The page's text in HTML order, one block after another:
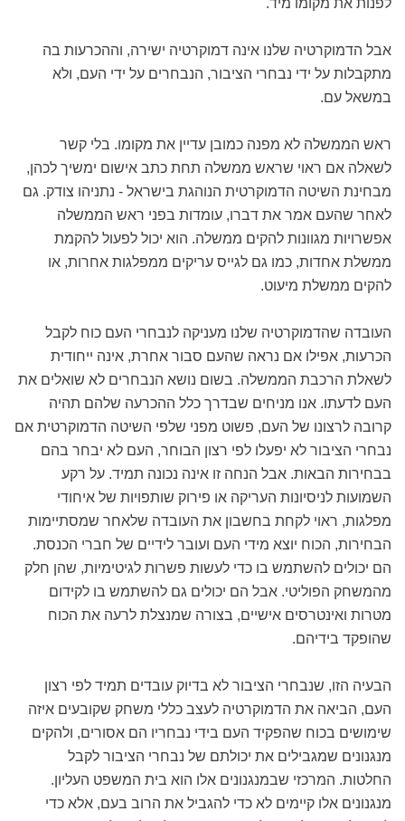
אבל הדמוקרטיה שלנו אינה דמוקרטיה ישירה, וההכרעות בה
מתקבלות על ידי נבחרי הציבור, הנבחרים על ידי העם, ולא
במשאל עם.
ראש הממשלה לא מפנה כמובן עדיין את מקומו. בלי קשר
לשאלה אם ראוי שראש ממשלה תחת כתב אישום ימשיך לכהן,
מבחינת השיטה הדמוקרטית הנוהגת בישראל - נתניהו צודק. גם
לאחר שהעם אמר את דברו, עומדות בפני ראש הממשלה
אפשרויות מגוונות להקים ממשלה. הוא יכול לפעול להקמת
ממשלת אחדות, כמו גם לגייס עריקים ממפלגות אחרות, או
להקים ממשלת מיעוט.
העובדה שהדמוקרטיה שלנו מעניקה לנבחרי העם כוח לקבל
הכרעות, אפילו אם נראה שהעם סבור אחרת, אינה ייחודית
לשאלת הרכבת הממשלה. בשום נושא הנבחרים לא שואלים את
העם לדעתו. אנו מניחים שבדרך כלל ההכרעה שלהם תהיה
קרובה לרצונו של העם, פשוט מפני שלפי השיטה הדמוקרטית אם
נבחרי הציבור לא יפעלו לפי רצון הבוחר, העם לא יבחר בהם
בבחירות הבאות. אבל הנחה זו אינה נכונה תמיד. על רקע
השמועות לניסיונות העריקה או פירוק שותפויות של איחודי
מפלגות, ראוי לקחת בחשבון את העובדה שלאחר שמסתיימות
הבחירות, הכוח יוצא מידי העם ועובר לידיים של חברי הכנסת.
הם יכולים להשתמש בו כדי לעשות פשרות לגיטימיות, שהן חלק
מהמשחק הפוליטי. אבל הם יכולים גם להשתמש בו לקידום
מטרות ואינטרסים אישיים, בצורה שמנצלת לרעה את הכוח
שהופקד בידיהם.
הבעיה הזו, שנבחרי הציבור לא בדיוק עובדים תמיד לפי רצון
העם, הביאה את הדמוקרטיה לעצב כללי משחק שקובעים איזה
שימושים בכוח שהפקיד העם בידי נבחריו הם אסורים, ולהקים
מנגנונים שמגבילים את יכולתם של נבחרי הציבור לקבל
החלטות. המרכזי שבמנגנונים אלו הוא בית המשפט העליון.
מנגנונים אלו קיימים לא כדי להגביל את הרוב בעם, אלא כדי